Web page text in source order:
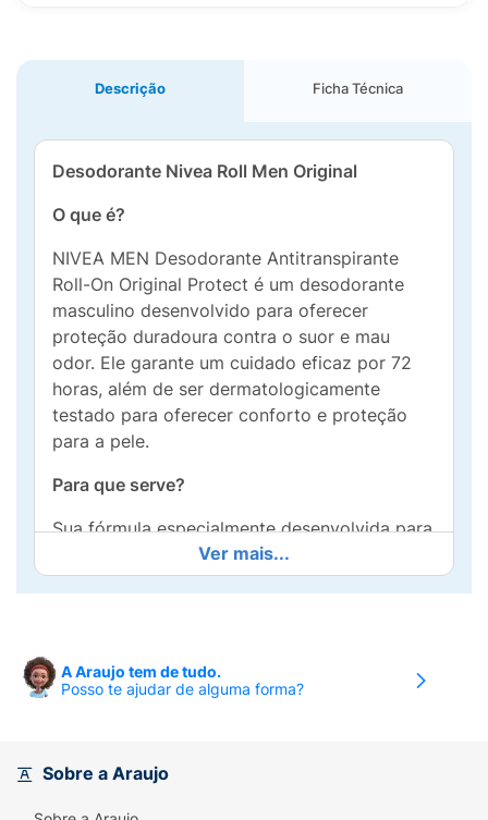
Descrição Ficha Técnica
Desodorante Nivea Roll Men Original
O que é?
NIVEA MEN Desodorante Antitranspirante
Roll-On Original Protect é um desodorante
masculino desenvolvido para oferecer
proteção duradoura contra o suor e mau
odor. Ele garante um cuidado eficaz por 72
horas, além de ser dermatologicamente
testado para oferecer conforto e proteção
para a pele.
Para que serve?
Sua fórmula especialmente desenvolvida para
a pele dos homens, protege do suor e dos
maus odores. Um cuidado eficaz e ideal para
- Ingredientes hidratantes
- Fragrância duradoura
Ver mais...
A Araujo tem de tudo.
Posso te ajudar de alguma forma?
Sobre a Araujo